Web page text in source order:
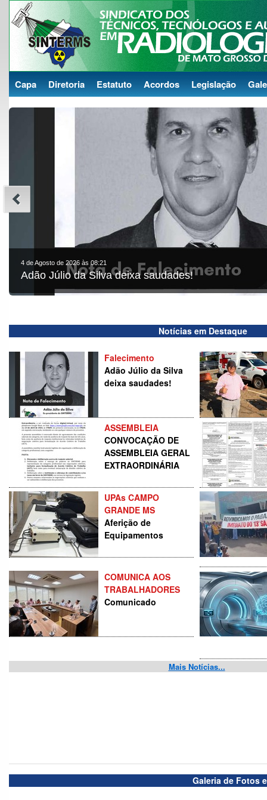
Capa Diretoria Estatuto Acordos Legislação
4 de Agosto de 2026 às 08:21
Adão Júlio da Silva deixa saudades!
Notícias em Destaque
Falecimento
Adão Júlio da Silva
deixa saudades!
ASSEMBLEIA
CONVOCAÇÃO DE
ASSEMBLEIA GERAL
EXTRAORDINÁRIA
UPAs CAMPO
GRANDE MS
Aferição de
Equipamentos
COMUNICA AOS
TRABALHADORES
Comunicado
Mais Notícias...
Galeria de Fotos